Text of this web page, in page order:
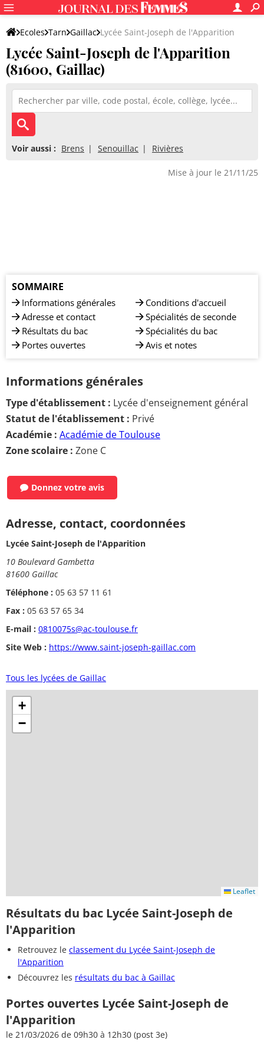
Ecoles Tarn Gaillac Lycée Saint-Joseph de l'Apparition
Lycée Saint-Joseph de l'Apparition
(81600, Gaillac)
Voir aussi : Brens Senouillac Rivières
Mise à jour le 21/11/25
SOMMAIRE
Informations générales
Adresse et contact
Résultats du bac
Portes ouvertes
Conditions d'accueil
Spécialités de seconde
Spécialités du bac
Avis et notes
Informations générales
Type d'établissement : Lycée d'enseignement général
Statut de l'établissement : Privé
Académie : Académie de Toulouse
Zone scolaire : Zone C
Donnez votre avis
Adresse, contact, coordonnées
Lycée Saint-Joseph de l'Apparition
10 Boulevard Gambetta
81600 Gaillac
Téléphone : 05 63 57 11 61
Fax : 05 63 57 65 34
E-mail : 0810075s@ac-toulouse.fr
Site Web : https://www.saint-joseph-gaillac.com
Tous les lycées de Gaillac
+
−
Leaflet
Résultats du bac Lycée Saint-Joseph de
l'Apparition
Retrouvez le classement du Lycée Saint-Joseph de
l'Apparition
Découvrez les résultats du bac à Gaillac
Portes ouvertes Lycée Saint-Joseph de
l'Apparition
le 21/03/2026 de 09h30 à 12h30 (post 3e)